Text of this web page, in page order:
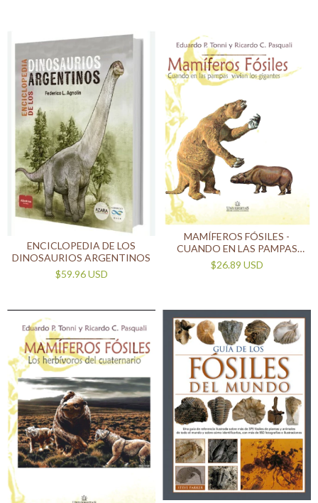
ENCICLOPEDIA DE LOS
DINOSAURIOS ARGENTINOS
$59.96 USD
MAMÍFEROS FÓSILES -
CUANDO EN LAS PAMPAS
VIVÍAN LOS GIGANTES
$26.89 USD